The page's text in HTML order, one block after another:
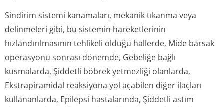
Sindirim sistemi kanamaları, mekanik tıkanma veya
delinmeleri gibi, bu sistemin hareketlerinin
hızlandırılmasının tehlikeli olduğu hallerde, Mide barsak
operasyonu sonrası dönemde, Gebeliğe bağlı
kusmalarda, Şiddetli böbrek yetmezliği olanlarda,
Ekstrapiramidal reaksiyona yol açabilen diğer ilaçları
kullananlarda, Epilepsi hastalarında, Şiddetli astım